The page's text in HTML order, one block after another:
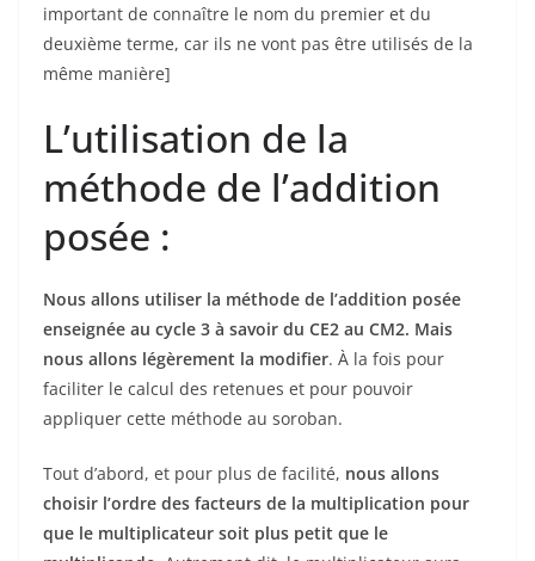
important de connaître le nom du premier et du
deuxième terme, car ils ne vont pas être utilisés de la
même manière]
L’utilisation de la
méthode de l’addition
posée :
Nous allons utiliser la méthode de l’addition posée
enseignée au cycle 3 à savoir du CE2 au CM2. Mais
nous allons légèrement la modifier. À la fois pour
faciliter le calcul des retenues et pour pouvoir
appliquer cette méthode au soroban.
Tout d’abord, et pour plus de facilité, nous allons
choisir l’ordre des facteurs de la multiplication pour
que le multiplicateur soit plus petit que le